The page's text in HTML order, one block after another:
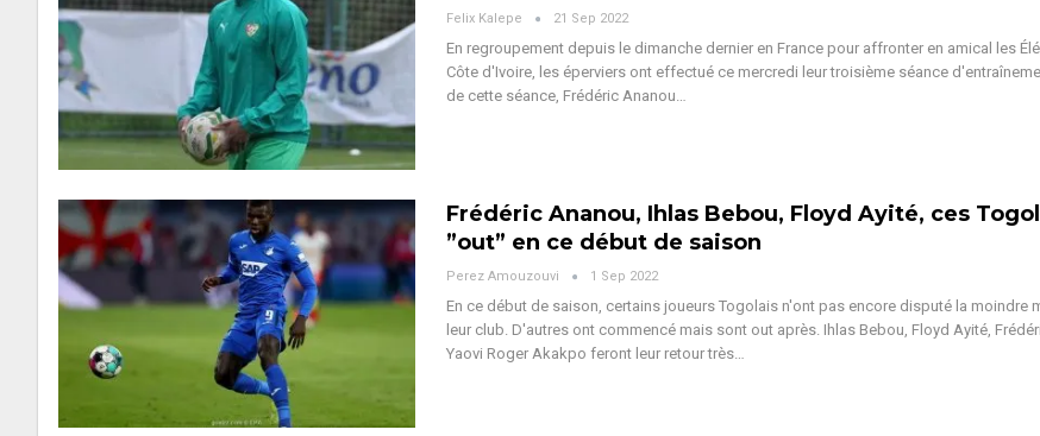
Felix Kalepe 21 Sep 2022
En regroupement depuis le dimanche dernier en France pour affronter en amical les
Côte d'Ivoire, les éperviers ont effectué ce mercredi leur troisième séance
de cette séance, Frédéric Ananou…
Frédéric Ananou, Ihlas Bebou, Floyd Ayité, ces
”out” en ce début de saison
Perez Amouzouvi 1 Sep 2022
En ce début de saison, certains joueurs Togolais n'ont pas encore disputé la moindre
leur club. D'autres ont commencé mais sont out après. Ihlas Bebou, Floyd Ayité,
Yaovi Roger Akakpo feront leur retour très…